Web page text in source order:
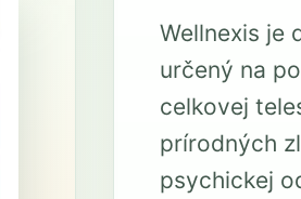
Wellnexis je
určený na
celkovej
prírodných
psychickej